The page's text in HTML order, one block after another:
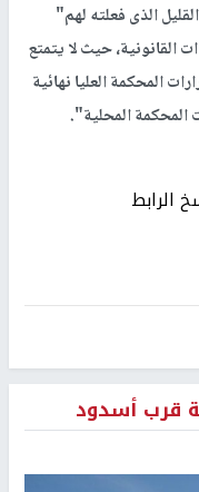
الذى فعلته لهم"
القانونية، حيث لا يتمتع
المحكمة العليا نهائية
المحكمة المحلية".
الرابط
قرب أسدود